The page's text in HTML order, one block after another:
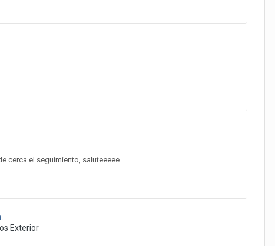
cerca el seguimiento, saluteeeee
Exterior